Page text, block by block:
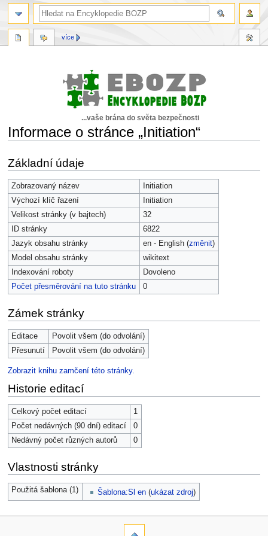
...vaše brána do světa bezpečnosti
Informace o stránce „Initiation“
na
navigaci
na
vyhledávání
Základní údaje
Zobrazovaný název
Initiation
Výchozí klíč řazení
Initiation
Velikost stránky (v bajtech)
32
ID stránky
6822
Jazyk obsahu stránky
en - English (změnit)
Model obsahu stránky
wikitext
Indexování roboty
Dovoleno
Počet přesměrování na tuto stránku
0
Zámek stránky
Editace
Povolit všem (do odvolání)
Přesunutí
Povolit všem (do odvolání)
Zobrazit knihu zamčení této stránky.
Historie editací
Celkový počet editací
1
Počet nedávných (90 dní) editací
0
Nedávný počet různých autorů
0
Vlastnosti stránky
Použitá šablona (1) Šablona:Sl en (ukázat zdroj)
více